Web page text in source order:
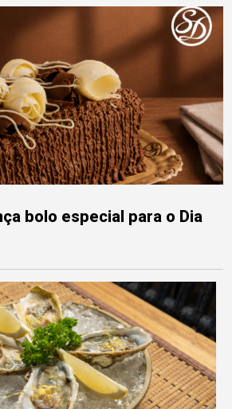
bolo especial para o Dia